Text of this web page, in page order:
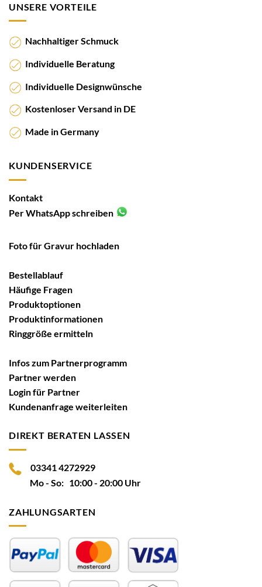
UNSERE VORTEILE
Nachhaltiger Schmuck
Individuelle Beratung
Individuelle Designwünsche
Kostenloser Versand in DE
Made in Germany
KUNDENSERVICE
Kontakt
Per WhatsApp schreiben
Foto für Gravur hochladen
Bestellablauf
Häufige Fragen
Produktoptionen
Produktinformationen
Ringgröße ermitteln
Infos zum Partnerprogramm
Partner werden
Login für Partner
Kundenanfrage weiterleiten
DIREKT BERATEN LASSEN
03341 4272929
Mo - So: 10:00 - 20:00 Uhr
ZAHLUNGSARTEN